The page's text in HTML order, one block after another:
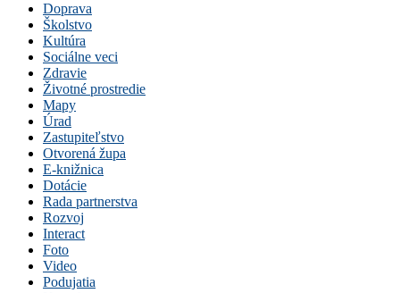
Doprava
Školstvo
Kultúra
Sociálne veci
Zdravie
Životné prostredie
Mapy
Úrad
Zastupiteľstvo
Otvorená župa
E-knižnica
Dotácie
Rada partnerstva
Rozvoj
Interact
Foto
Video
Podujatia